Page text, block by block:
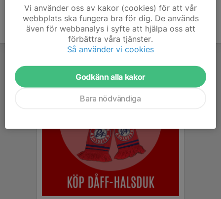
Vi använder oss av kakor (cookies) för att vår
webbplats ska fungera bra för dig. De används
även för webbanalys i syfte att hjälpa oss att
förbättra våra tjänster.
Så använder vi cookies
Godkänn alla kakor
Bara nödvändiga